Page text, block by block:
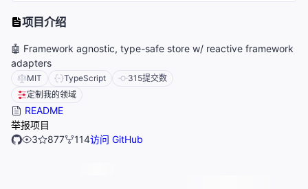
项目介绍
🤖 Framework agnostic, type-safe store w/ reactive framework
adapters
MIT TypeScript 315提交数
定制我的领域
README
举报项目
3
877 114访问 GitHub